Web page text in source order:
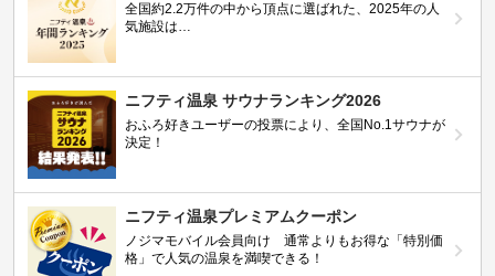
全国約2.2万件の中から頂点に選ばれた、2025年の人
気施設は…
ニフティ温泉 サウナランキング2026
おふろ好きユーザーの投票により、全国No.1サウナが
決定！
ニフティ温泉プレミアムクーポン
ノジマモバイル会員向け 通常よりもお得な「特別価
格」で人気の温泉を満喫できる！